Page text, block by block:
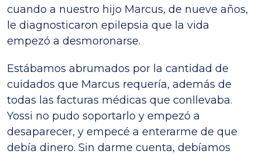
cuando a nuestro hijo Marcus, de nueve años,
le diagnosticaron epilepsia que la vida
empezó a desmoronarse.
Estábamos abrumados por la cantidad de
cuidados que Marcus requería, además de
todas las facturas médicas que conllevaba.
Yossi no pudo soportarlo y empezó a
desaparecer, y empecé a enterarme de que
debía dinero. Sin darme cuenta, debíamos